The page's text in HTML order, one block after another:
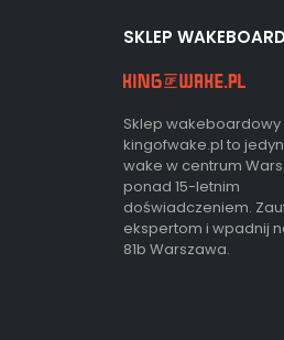
SKLEP
Sklep wakeboardowy
kingofwake.pl to
wake w centrum
ponad 15-letnim
doświadczeniem.
ekspertom i wpadnij
81b Warszawa.